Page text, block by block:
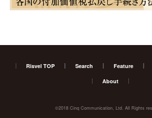
Risvel TOP Search Feature
About
©2018 Cinq Communication, Ltd. All Rights